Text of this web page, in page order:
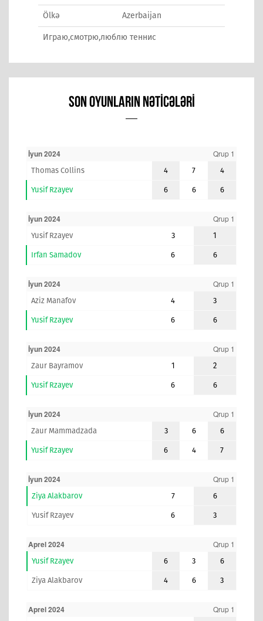
Ölkə Azerbaijan
Играю,смотрю,люблю теннис
SON OYUNLARIN NƏTICƏLƏRI
İyun 2024 Qrup 1
Thomas Collins 4 7 4
Yusif Rzayev 6 6 6
İyun 2024 Qrup 1
Yusif Rzayev 3 1
Irfan Samadov 6 6
İyun 2024 Qrup 1
Aziz Manafov 4 3
Yusif Rzayev 6 6
İyun 2024 Qrup 1
Zaur Bayramov 1 2
Yusif Rzayev 6 6
İyun 2024 Qrup 1
Zaur Mammadzada 3 6 6
Yusif Rzayev 6 4 7
İyun 2024 Qrup 1
Ziya Alakbarov 7 6
Yusif Rzayev 6 3
Aprel 2024 Qrup 1
Yusif Rzayev 6 3 6
Ziya Alakbarov 4 6 3
Aprel 2024 Qrup 1